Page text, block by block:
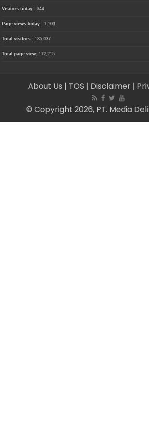
Visitors today :344
Page views today :1,103
Total visitors :135,037
Total page view:172,215
About Us | TOS | Disclaimer |
© Copyright 2026, PT. Media